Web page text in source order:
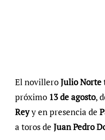
El novilleroJulio Norte
próximo 13 de agosto,
Reyy en presencia de
a toros de Juan Pedro